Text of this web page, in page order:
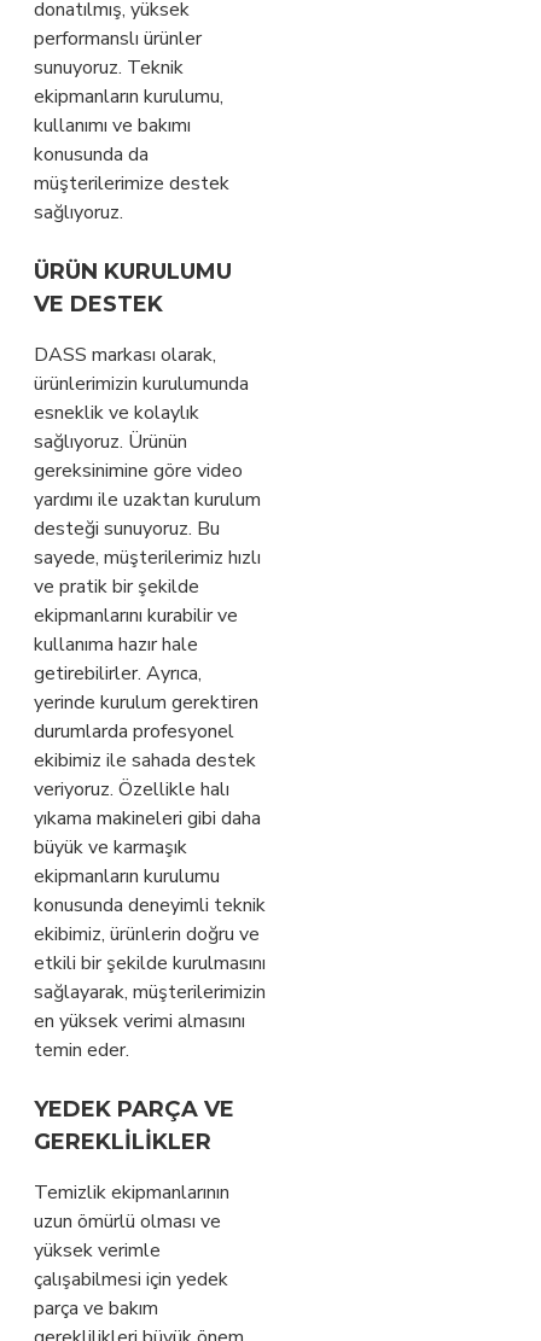
donatılmış, yüksek
performanslı ürünler
sunuyoruz. Teknik
ekipmanların kurulumu,
kullanımı ve bakımı
konusunda da
müşterilerimize destek
sağlıyoruz.
ÜRÜN KURULUMU
VE DESTEK
DASS markası olarak,
ürünlerimizin kurulumunda
esneklik ve kolaylık
sağlıyoruz. Ürünün
gereksinimine göre video
yardımı ile uzaktan kurulum
desteği sunuyoruz. Bu
sayede, müşterilerimiz hızlı
ve pratik bir şekilde
ekipmanlarını kurabilir ve
kullanıma hazır hale
getirebilirler. Ayrıca,
yerinde kurulum gerektiren
durumlarda profesyonel
ekibimiz ile sahada destek
veriyoruz. Özellikle halı
yıkama makineleri gibi daha
büyük ve karmaşık
ekipmanların kurulumu
konusunda deneyimli teknik
ekibimiz, ürünlerin doğru ve
etkili bir şekilde kurulmasını
sağlayarak, müşterilerimizin
en yüksek verimi almasını
temin eder.
YEDEK PARÇA VE
GEREKLILIKLER
Temizlik ekipmanlarının
uzun ömürlü olması ve
yüksek verimle
çalışabilmesi için yedek
parça ve bakım